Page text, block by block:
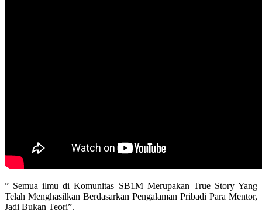
” Semua ilmu di Komunitas SB1M Merupakan True Story Yang
Telah Menghasilkan Berdasarkan Pengalaman Pribadi Para Mentor,
Jadi Bukan Teori”.